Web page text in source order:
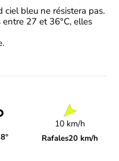
bleu ne résistera pas.
27 et 36°C, elles
10 km/h
Rafales20 km/h